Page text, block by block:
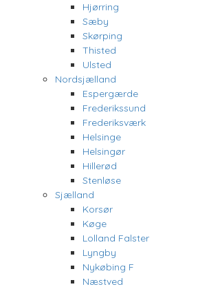
Hjørring
Sæby
Skørping
Thisted
Ulsted
Nordsjælland
Espergærde
Frederikssund
Frederiksværk
Helsinge
Helsingør
Hillerød
Stenløse
Sjælland
Korsør
Køge
Lolland Falster
Lyngby
Nykøbing F
Næstved